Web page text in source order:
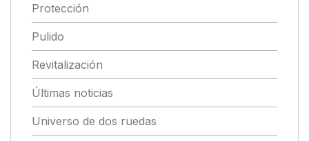
Protección
Pulido
Revitalización
Últimas noticias
Universo de dos ruedas